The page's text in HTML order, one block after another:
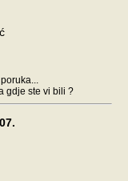
gdje ste vi bili ?